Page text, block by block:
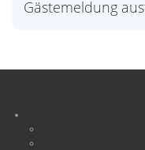
Gästemeldung